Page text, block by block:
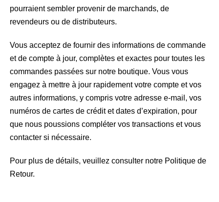
pourraient sembler provenir de marchands, de
revendeurs ou de distributeurs.
Vous acceptez de fournir des informations de commande
et de compte à jour, complètes et exactes pour toutes les
commandes passées sur notre boutique. Vous vous
engagez à mettre à jour rapidement votre compte et vos
autres informations, y compris votre adresse e-mail, vos
numéros de cartes de crédit et dates d’expiration, pour
que nous poussions compléter vos transactions et vous
contacter si nécessaire.
Pour plus de détails, veuillez consulter notre Politique de
Retour.